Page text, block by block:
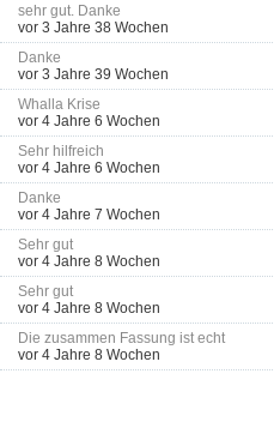
sehr gut. Danke
vor 3 Jahre 38 Wochen
Danke
vor 3 Jahre 39 Wochen
Whalla Krise
vor 4 Jahre 6 Wochen
Sehr hilfreich
vor 4 Jahre 6 Wochen
Danke
vor 4 Jahre 7 Wochen
Sehr gut
vor 4 Jahre 8 Wochen
Sehr gut
vor 4 Jahre 8 Wochen
Die zusammen Fassung ist echt
vor 4 Jahre 8 Wochen